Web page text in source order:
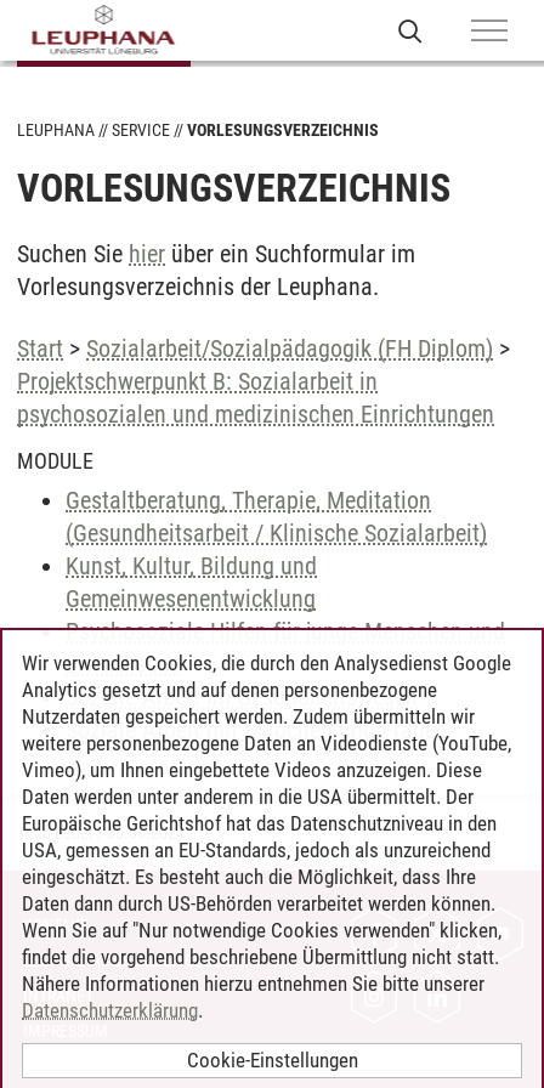
LEUPHANA SERVICE VORLESUNGSVERZEICHNIS
VORLESUNGSVERZEICHNIS
Suchen Sie hier über ein Suchformular im
Vorlesungsverzeichnis der Leuphana.
Start > Sozialarbeit/Sozialpädagogik (FH Diplom) >
Projektschwerpunkt B: Sozialarbeit in
psychosozialen und medizinischen Einrichtungen
MODULE
Gestaltberatung, Therapie, Meditation
(Gesundheitsarbeit / Klinische Sozialarbeit)
Kunst, Kultur, Bildung und
Gemeinwesenentwicklung
Psychosoziale Hilfen für junge Menschen und
Erwachsene
Soziale Arbeit im Gesundheitswesen
Soziale Arbeit mit Mädchen und Frauen
Timo Leder/30.06.2024
KONTAKT
LEUPHANA ALS ARBEITGEBER
INTRANET
Wir verwenden Cookies, die durch den Analysedienst Google
Analytics gesetzt und auf denen personenbezogene
Nutzerdaten gespeichert werden. Zudem übermitteln wir
weitere personenbezogene Daten an Videodienste (YouTube,
Vimeo), um Ihnen eingebettete Videos anzuzeigen. Diese
Daten werden unter anderem in die USA übermittelt. Der
Europäische Gerichtshof hat das Datenschutzniveau in den
USA, gemessen an EU-Standards, jedoch als unzureichend
eingeschätzt. Es besteht auch die Möglichkeit, dass Ihre
Daten dann durch US-Behörden verarbeitet werden können.
Wenn Sie auf "Nur notwendige Cookies verwenden" klicken,
findet die vorgehend beschriebene Übermittlung nicht statt.
Nähere Informationen hierzu entnehmen Sie bitte unserer
Datenschutzerklärung.
Cookie-Einstellungen